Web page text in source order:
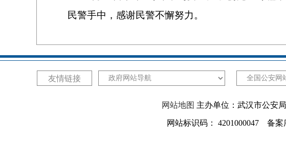
民警手中，感谢民警不懈努力。
友情链接
网站地图 主办单位：武汉市公安
网站标识码： 4201000047 备